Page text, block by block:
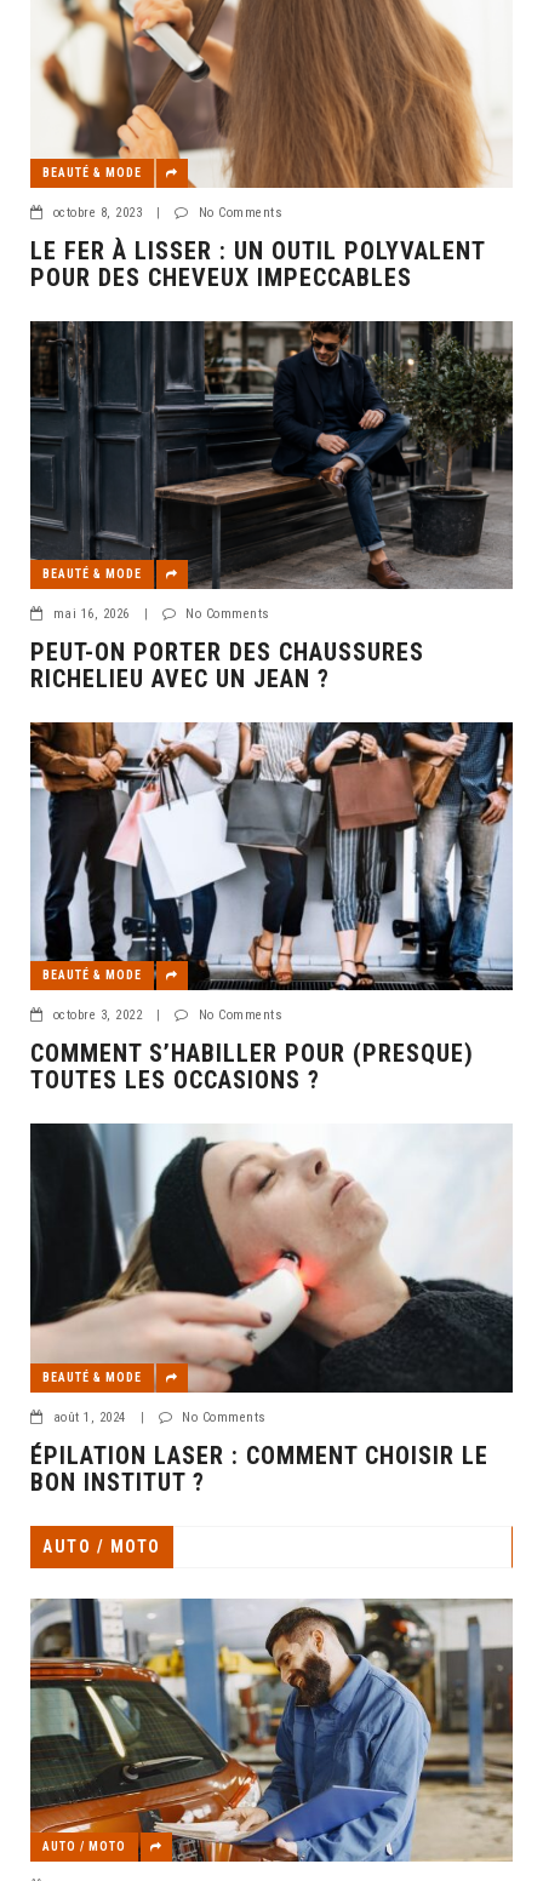
BEAUTÉ & MODE
octobre 8, 2023 | No Comments
LE FER À LISSER : UN OUTIL POLYVALENT
POUR DES CHEVEUX IMPECCABLES
BEAUTÉ & MODE
mai 16, 2026 No Comments
PEUT-ON PORTER DES CHAUSSURES
RICHELIEU AVEC UN JEAN ?
BEAUTÉ & MODE
octobre 3, 2022 No Comments
COMMENT S’HABILLER POUR (PRESQUE)
TOUTES LES OCCASIONS ?
BEAUTÉ & MODE
août 1, 2024 | No Comments
ÉPILATION LASER : COMMENT CHOISIR LE
BON INSTITUT ?
AUTO / MOTO
AUTO / MOTO